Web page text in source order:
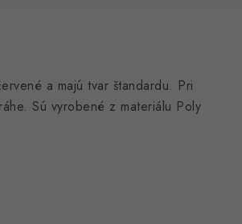
a majú tvar štandardu. Pri
Sú vyrobené z materiálu Poly